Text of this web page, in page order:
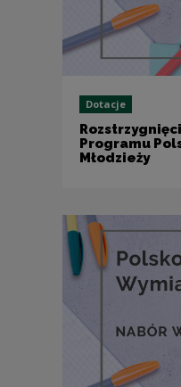
Dotacje
Programu
Młodzieży